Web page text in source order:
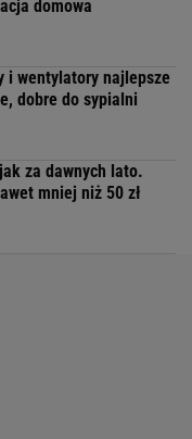
domowa
i wentylatory najlepsze
dobre do sypialni
za dawnych lato.
mniej niż 50 zł